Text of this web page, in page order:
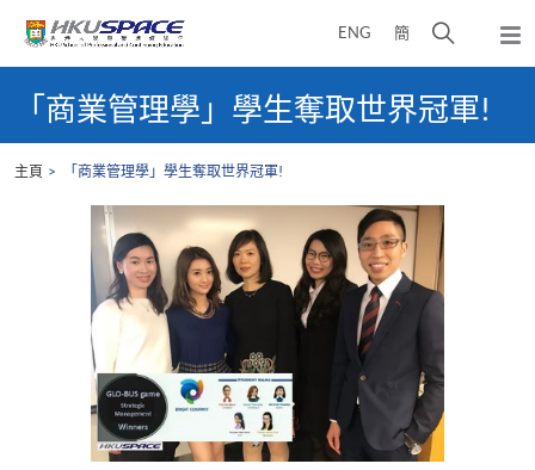
ENG 簡
開
搜
尋
彈
出
單
content「商業管理學」學生奪取世界冠軍!
主頁 「商業管理學」學生奪取世界冠軍!